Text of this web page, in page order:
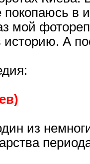
в
мой
историю. А
из